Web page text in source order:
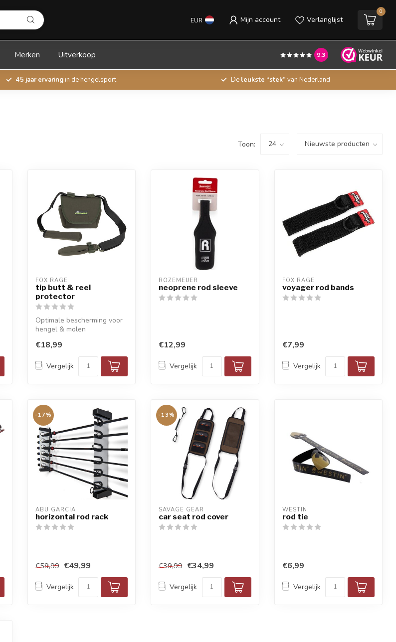
EUR Mijn account Verlanglijst
0
Merken Uitverkoop 9.3
45 jaar ervaringin de hengelsport Deleukste “stek” van Nederland
Toon:
FOX RAGE
tip butt & reel
protector
Optimale bescherming voor
hengel & molen
€18,99
Vergelijk
ROZEMEIJER
neoprene rod sleeve
€12,99
Vergelijk
FOX RAGE
voyager rod bands
€7,99
Vergelijk
-17%
ABU GARCIA
horizontal rod rack
€59,99 €49,99
Vergelijk
-13%
SAVAGE GEAR
car seat rod cover
€39,99 €34,99
Vergelijk
WESTIN
rod tie
€6,99
Vergelijk